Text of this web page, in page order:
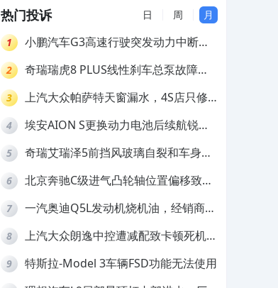
热门投诉 日 周 月
1
小鹏汽车G3高速行驶突发动力中断，
2
奇瑞瑞虎8 PLUS线性刹车总泵故障，
3
上汽大众帕萨特天窗漏水，4S店只修
4
埃安AION S更换动力电池后续航锐
5
奇瑞艾瑞泽5前挡风玻璃自裂和车身多
6
北京奔驰C级进气凸轮轴位置偏移致发
7
一汽奥迪Q5L发动机烧机油，经销商推
8
上汽大众朗逸中控遭减配致卡顿死机，
9 特斯拉-Model 3车辆FSD功能无法使用